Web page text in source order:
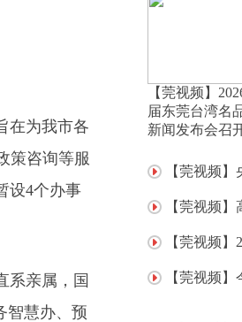
在为我市各
策咨询等服
设4个办事
系亲属，国
智慧办、预
【莞视频】
届东莞台湾名
新闻发布会召
【莞视频
【莞视频
【莞视频
【莞视频